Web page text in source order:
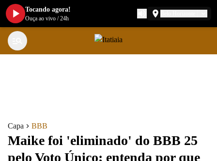
Capa BBB
Maike foi 'eliminado' do BBB 25
pelo Voto Único; entenda por que
Tocando agora!
Ouça ao vivo /24h